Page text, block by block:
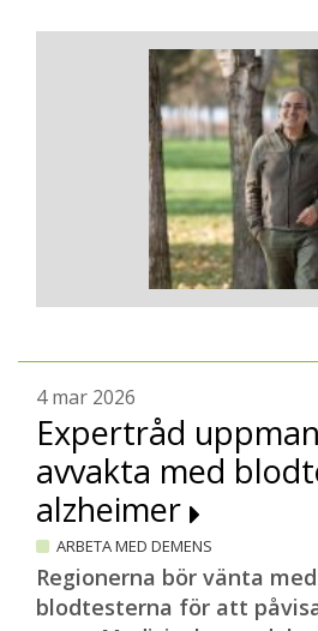
4 mar 2026
Expertråd
avvakta med
alzheimer
ARBETA MED DEMENS
Regionerna bör vänta
blodtesterna för att